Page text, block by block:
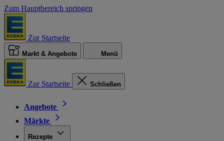
Zum Hauptbereich springen
Zur Startseite
Markt & Angebote Menü
Zur Startseite Schließen
Angebote
Märkte
Rezepte